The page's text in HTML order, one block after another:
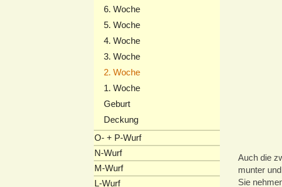
Auch die
munter
Sie
6. Woche
5. Woche
4. Woche
3. Woche
2. Woche
1. Woche
Geburt
Deckung
O- + P-Wurf
N-Wurf
M-Wurf
L-Wurf